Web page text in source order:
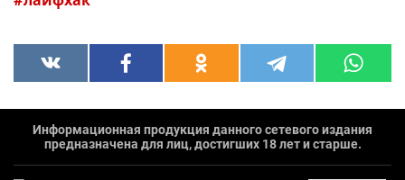
Информационная продукция данного сетевого издания
предназначена для лиц, достигших 18 лет и старше.